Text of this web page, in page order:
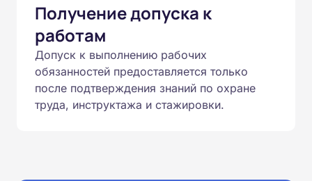
Получение допуска к
работам
Допуск к выполнению рабочих
обязанностей предоставляется только
после подтверждения знаний по охране
труда, инструктажа и стажировки.